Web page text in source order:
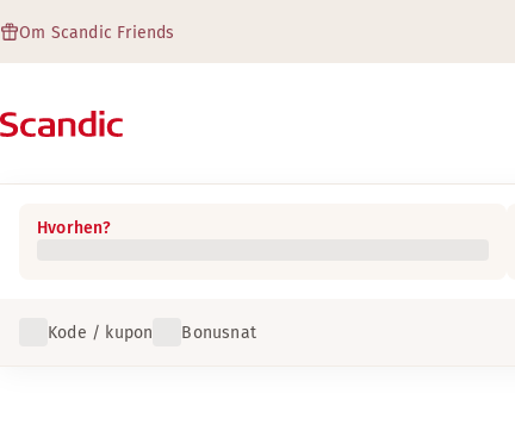
Om Scandic Friends
Hvorhen?
Kode / kupon Bonusnat